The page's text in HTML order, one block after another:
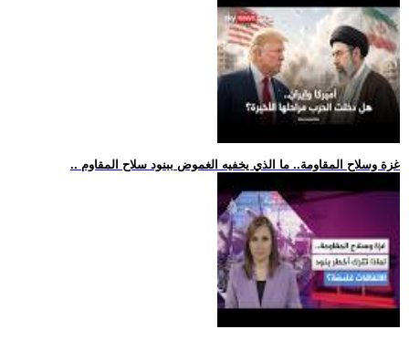
.. غزة وسلاح المقاومة.. ما الذي يخفيه الغموض ببنود سلاح المقاوم